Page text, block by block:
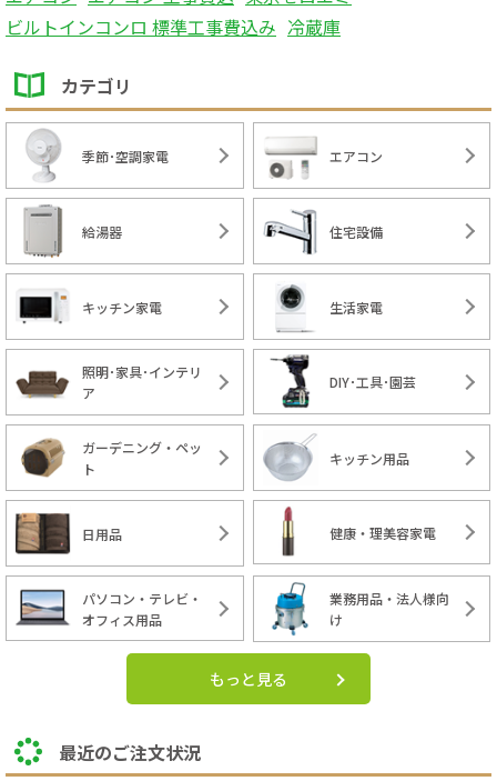
ビルトインコンロ 標準工事費込み 冷蔵庫
カテゴリ
季節･空調家電 エアコン
給湯器 住宅設備
キッチン家電 生活家電
照明･家具･インテリ
ア
DIY･工具･園芸
ガーデニング・ペッ
ト
キッチン用品
日用品 健康・理美容家電
パソコン・テレビ・
オフィス用品
業務用品・法人様向
け
もっと見る
最近のご注文状況